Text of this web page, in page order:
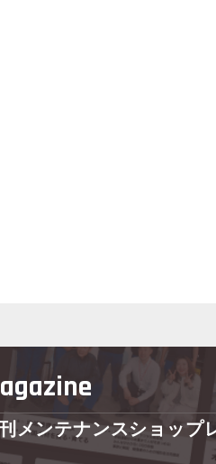
メンテナンスショップ